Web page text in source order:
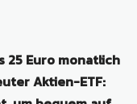
25 Euro monatlich
Aktien-ETF: